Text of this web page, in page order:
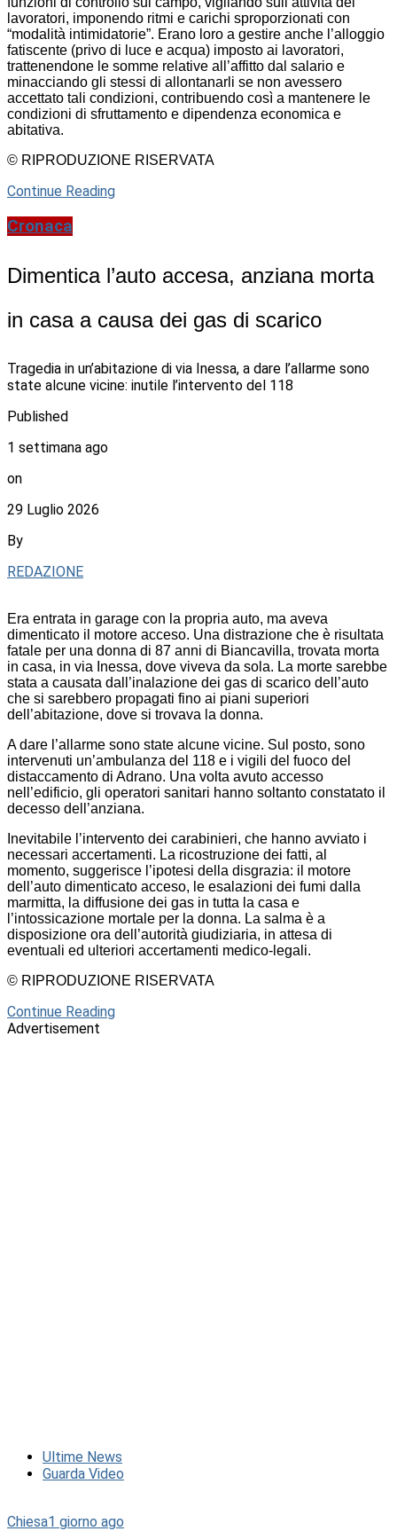
lavoratori, imponendo ritmi e carichi sproporzionati con
“modalità intimidatorie”. Erano loro a gestire anche l’alloggio
fatiscente (privo di luce e acqua) imposto ai lavoratori,
trattenendone le somme relative all’affitto dal salario e
minacciando gli stessi di allontanarli se non avessero
accettato tali condizioni, contribuendo così a mantenere le
condizioni di sfruttamento e dipendenza economica e
abitativa.
© RIPRODUZIONE RISERVATA
Continue Reading
Cronaca
Dimentica l’auto accesa, anziana morta
in casa a causa dei gas di scarico
Tragedia in un’abitazione di via Inessa, a dare l’allarme sono
state alcune vicine: inutile l’intervento del 118
Published
1 settimana ago
on
29 Luglio 2026
By
REDAZIONE
Era entrata in garage con la propria auto, ma aveva
dimenticato il motore acceso. Una distrazione che è risultata
fatale per una donna di 87 anni di Biancavilla, trovata morta
in casa, in via Inessa, dove viveva da sola. La morte sarebbe
stata a causata dall’inalazione dei gas di scarico dell’auto
che si sarebbero propagati fino ai piani superiori
dell’abitazione, dove si trovava la donna.
A dare l’allarme sono state alcune vicine. Sul posto, sono
intervenuti un’ambulanza del 118 e i vigili del fuoco del
distaccamento di Adrano. Una volta avuto accesso
nell’edificio, gli operatori sanitari hanno soltanto constatato il
decesso dell’anziana.
Inevitabile l’intervento dei carabinieri, che hanno avviato i
necessari accertamenti. La ricostruzione dei fatti, al
momento, suggerisce l’ipotesi della disgrazia: il motore
dell’auto dimenticato acceso, le esalazioni dei fumi dalla
marmitta, la diffusione dei gas in tutta la casa e
l’intossicazione mortale per la donna. La salma è a
disposizione ora dell’autorità giudiziaria, in attesa di
eventuali ed ulteriori accertamenti medico-legali.
© RIPRODUZIONE RISERVATA
Continue Reading
Advertisement
Ultime News
Guarda Video
Chiesa1 giorno ago